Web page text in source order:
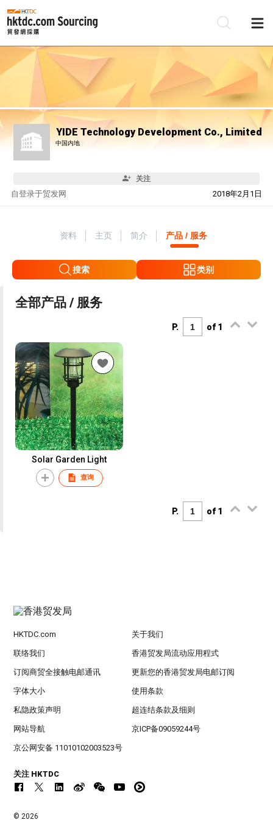
YIDE Technology Development Co., Limited
中国内地
关注
自 2018年2月1日
登录于贸发网
资料 主页 简介 产品 / 服务
搜索 类别
全部产品 / 服务
P. of 1
Solar Garden Light
查询
P. of 1
HKTDC.com 关于我们
联络我们 香港贸发局流动应用程式
订阅商贸全接触电邮通讯 更新您的香港贸发局电邮订阅
字体大小 使用条款
私隐政策声明 超连结条款及细则
网站导航 京ICP备09059244号
京公网安备 11010102003523号
关注 HKTDC
© 2026